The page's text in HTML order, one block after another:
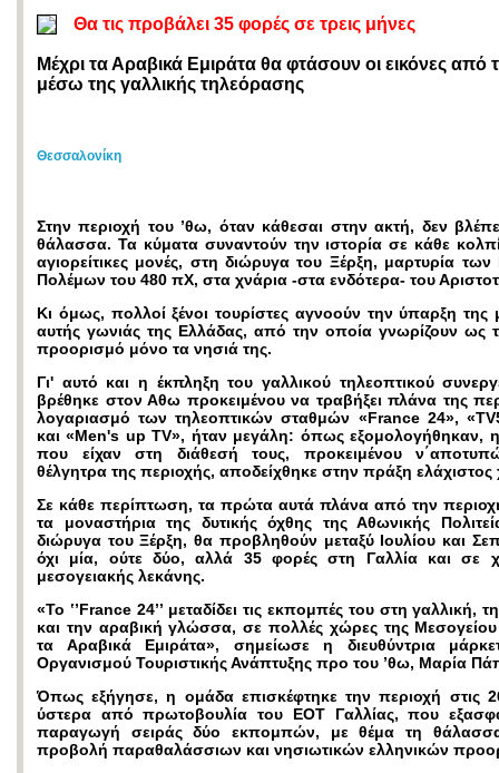
Θα τις προβάλει 35 φορές σε τρεις μήνες
Μέχρι τα Αραβικά Εμιράτα θα φτάσουν οι εικόνες από
μέσω της γαλλικής τηλεόρασης
Θεσσαλονίκη
Στην περιοχή του ’θω, όταν κάθεσαι στην ακτή, δεν
θάλασσα. Τα κύματα συναντούν την ιστορία σε κάθε
αγιορείτικες μονές, στη διώρυγα του Ξέρξη, μαρτυρία
Πολέμων του 480 πΧ, στα χνάρια -στα ενδότερα- του
Κι όμως, πολλοί ξένοι τουρίστες αγνοούν την ύπαρξη της
αυτής γωνιάς της Ελλάδας, από την οποία γνωρίζουν ως
προορισμό μόνο τα νησιά της.
Γι' αυτό και η έκπληξη του γαλλικού τηλεοπτικού
βρέθηκε στον Αθω προκειμένου να τραβήξει πλάνα της
λογαριασμό των τηλεοπτικών σταθμών «France 24»,
και «Men's up TV», ήταν μεγάλη: όπως εξομολογήθηκαν,
που είχαν στη διάθεσή τους, προκειμένου
θέλγητρα της περιοχής, αποδείχθηκε στην πράξη
Σε κάθε περίπτωση, τα πρώτα αυτά πλάνα από την
τα μοναστήρια της δυτικής όχθης της Αθωνικής
διώρυγα του Ξέρξη, θα προβληθούν μεταξύ Ιουλίου και
όχι μία, ούτε δύο, αλλά 35 φορές στη Γαλλία και σε
μεσογειακής λεκάνης.
«Το ʽʼFrance 24ʼʼ μεταδίδει τις εκπομπές του στη γαλλική,
και την αραβική γλώσσα, σε πολλές χώρες της Μεσογείου
τα Αραβικά Εμιράτα», σημείωσε η διευθύντρια
Οργανισμού Τουριστικής Ανάπτυξης προ του ’θω, Μαρία
Όπως εξήγησε, η ομάδα επισκέφτηκε την περιοχή στις
ύστερα από πρωτοβουλία του ΕΟΤ Γαλλίας, που
παραγωγή σειράς δύο εκπομπών, με θέμα τη
προβολή παραθαλάσσιων και νησιωτικών ελληνικών